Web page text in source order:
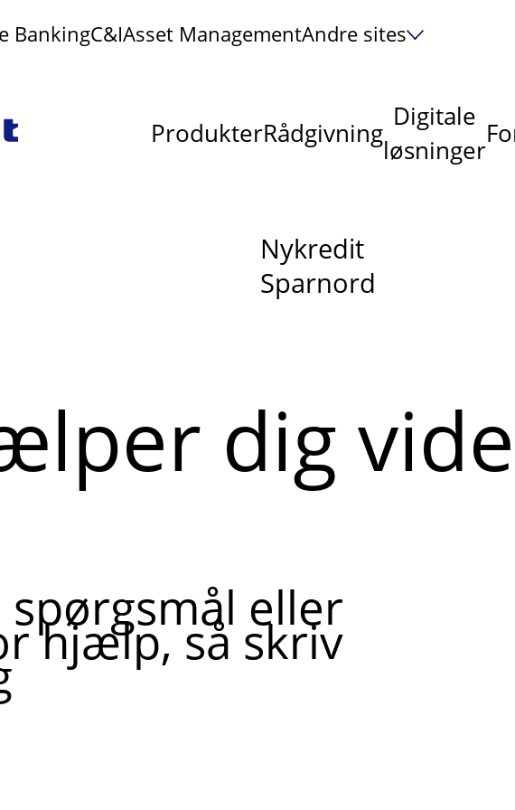
BankingC&IAsset ManagementAndre sites
ProdukterRådgivning
Digitale
løsninger
Nykredit
Sparnord
dig
spørgsmål eller
hjælp, så skriv